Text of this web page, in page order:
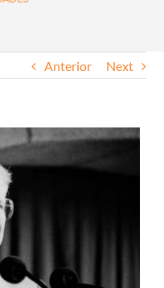
Anterior Next